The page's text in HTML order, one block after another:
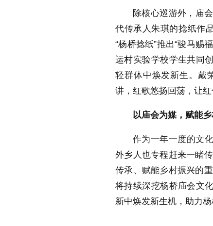
除核心巡游外，庙
代传承人朱琪的捻纸作
“杨桥捻纸”推出“骏马赐
运村实验学校学生共同
轻群体中焕发新生。戴
讲，红歌悠扬回荡，让
以庙会为媒，赋能
作为一年一度的文
外乡人也专程赶来一睹
传承、赋能乡村振兴的
将持续深挖杨桥庙会文
新中焕发新生机，助力